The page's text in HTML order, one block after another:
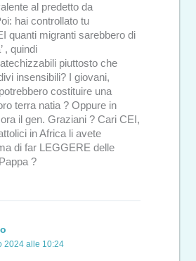
al predetto da
hai controllato tu
quanti migranti sarebbero di
, quindi
piuttosto che
insensibili? I giovani,
costituire una
terra natia ? Oppure in
il gen. Graziani ? Cari CEI,
in Africa li avete
di far LEGGERE delle
?
2024 alle 10:24